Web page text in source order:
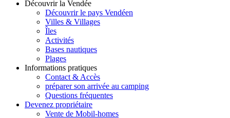
Découvrir la Vendée
Découvrir le pays Vendéen
Villes & Villages
Îles
Activités
Bases nautiques
Plages
Informations pratiques
Contact & Accès
préparer son arrivée au camping
Questions fréquentes
Devenez propriétaire
Vente de Mobil-homes